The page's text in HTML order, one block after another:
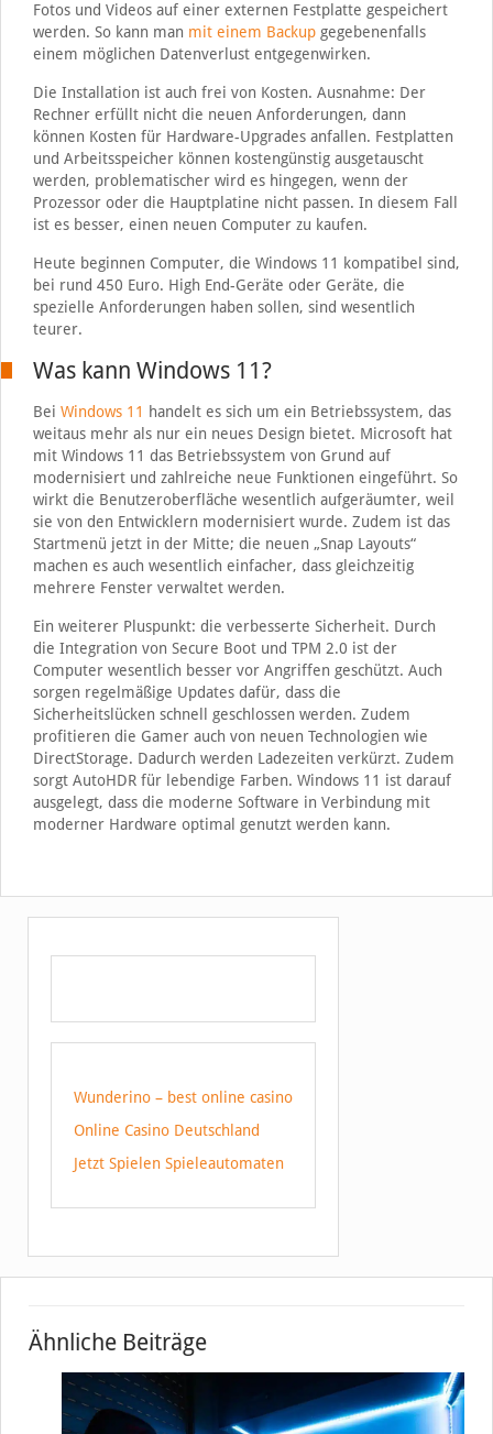
Fotos und Videos auf einer externen Festplatte gespeichert
werden. So kann man mit einem Backupgegebenenfalls
einem möglichen Datenverlust entgegenwirken.
Die Installation ist auch frei von Kosten. Ausnahme: Der
Rechner erfüllt nicht die neuen Anforderungen, dann
können Kosten für Hardware-Upgrades anfallen. Festplatten
und Arbeitsspeicher können kostengünstig ausgetauscht
werden, problematischer wird es hingegen, wenn der
Prozessor oder die Hauptplatine nicht passen. In diesem Fall
ist es besser, einen neuen Computer zu kaufen.
Heute beginnen Computer, die Windows 11 kompatibel sind,
bei rund 450 Euro. High End-Geräte oder Geräte, die
spezielle Anforderungen haben sollen, sind wesentlich
teurer.
Was kann Windows 11?
Bei Windows 11 handelt es sich um ein Betriebssystem, das
weitaus mehr als nur ein neues Design bietet. Microsoft hat
mit Windows 11 das Betriebssystem von Grund auf
modernisiert und zahlreiche neue Funktionen eingeführt. So
wirkt die Benutzeroberfläche wesentlich aufgeräumter, weil
sie von den Entwicklern modernisiert wurde. Zudem ist das
Startmenü jetzt in der Mitte; die neuen „Snap Layouts“
machen es auch wesentlich einfacher, dass gleichzeitig
mehrere Fenster verwaltet werden.
Ein weiterer Pluspunkt: die verbesserte Sicherheit. Durch
die Integration von Secure Boot und TPM 2.0 ist der
Computer wesentlich besser vor Angriffen geschützt. Auch
sorgen regelmäßige Updates dafür, dass die
Sicherheitslücken schnell geschlossen werden. Zudem
profitieren die Gamer auch von neuen Technologien wie
DirectStorage. Dadurch werden Ladezeiten verkürzt. Zudem
sorgt AutoHDR für lebendige Farben. Windows 11 ist darauf
ausgelegt, dass die moderne Software in Verbindung mit
moderner Hardware optimal genutzt werden kann.
Wunderino – best online casino
Online Casino Deutschland
Jetzt Spielen Spieleautomaten
Ähnliche Beiträge